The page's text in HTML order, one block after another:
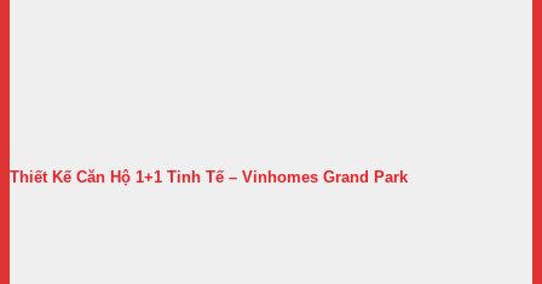
Thiết Kế Căn Hộ 1+1 Tinh Tế – Vinhomes Grand Park